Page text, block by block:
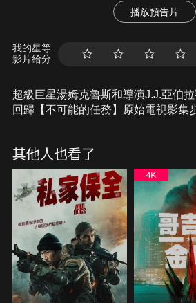
播放預告片
我的星等
影片給分
超級巨星湯姆克魯斯和導演J.J.亞伯拉
回歸【不可能的任務】原始電視影集
其他人也看了